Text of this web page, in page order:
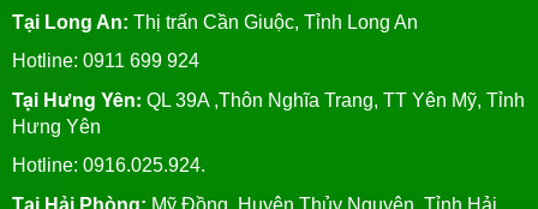
Tại Long An: Thị trấn Cần Giuộc, Tỉnh Long An
Hotline: 0911 699 924
Tại Hưng Yên: QL 39A ,Thôn Nghĩa Trang, TT Yên Mỹ, Tỉnh
Hưng Yên
Hotline: 0916.025.924.